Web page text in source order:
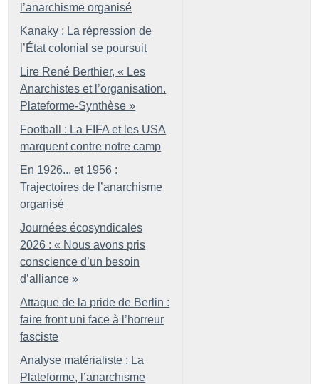
l’anarchisme organisé
Kanaky : La répression de
l’État colonial se poursuit
Lire René Berthier, « Les
Anarchistes et l’organisation.
Plateforme-Synthèse »
Football : La FIFA et les USA
marquent contre notre camp
En 1926... et 1956 :
Trajectoires de l’anarchisme
organisé
Journées écosyndicales
2026 : « Nous avons pris
conscience d’un besoin
d’alliance »
Attaque de la pride de Berlin :
faire front uni face à l’horreur
fasciste
Analyse matérialiste : La
Plateforme, l’anarchisme